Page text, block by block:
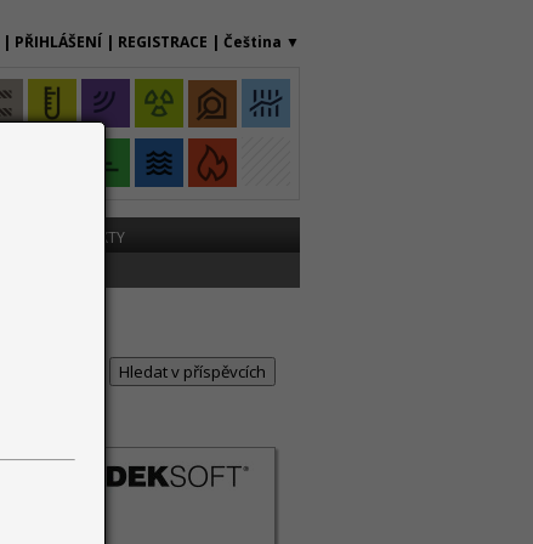
| PŘIHLÁŠENÍ | REGISTRACE | Čeština ▼
KONTAKTY